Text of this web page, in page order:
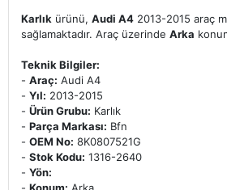
Karlık ürünü, Audi A4 2013-2015 araç
sağlamaktadır. Araç üzerinde Arka
Teknik Bilgiler:
- Araç: Audi A4
- Yıl: 2013-2015
- Ürün Grubu: Karlık
- Parça Markası: Bfn
- OEM No: 8K0807521G
- Stok Kodu: 1316-2640
- Yön: